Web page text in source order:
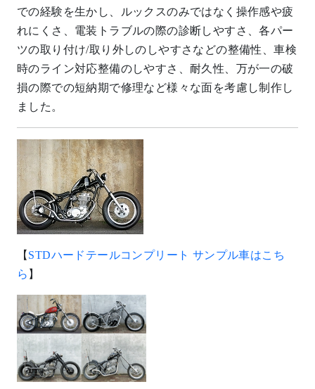
での経験を生かし、ルックスのみではなく操作感や疲
れにくさ、電装トラブルの際の診断しやすさ、各パー
ツの取り付け/取り外しのしやすさなどの整備性、車検
時のライン対応整備のしやすさ、耐久性、万が一の破
損の際での短納期で修理など様々な面を考慮し制作し
ました。
【 STDハードテールコンプリート サンプル車はこち
ら 】